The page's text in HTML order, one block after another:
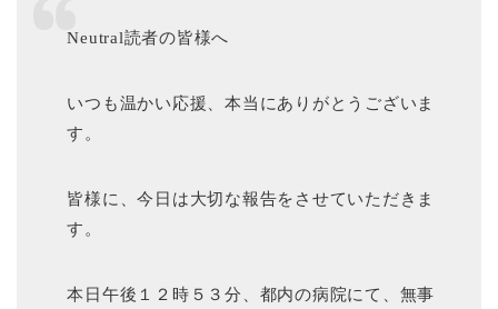
Neutral読者の皆様へ
いつも温かい応援、本当にありがとうございま
す。
皆様に、今日は大切な報告をさせていただきま
す。
本日午後１２時５３分、都内の病院にて、無事